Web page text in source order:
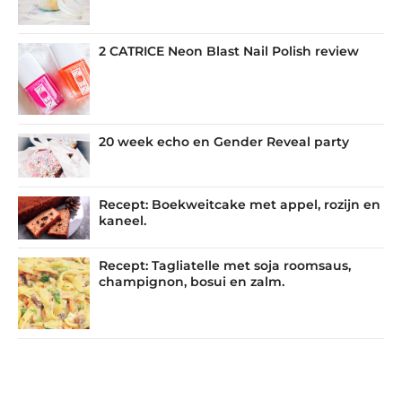
2 CATRICE Neon Blast Nail Polish review
20 week echo en Gender Reveal party
Recept: Boekweitcake met appel, rozijn en
kaneel.
Recept: Tagliatelle met soja roomsaus,
champignon, bosui en zalm.